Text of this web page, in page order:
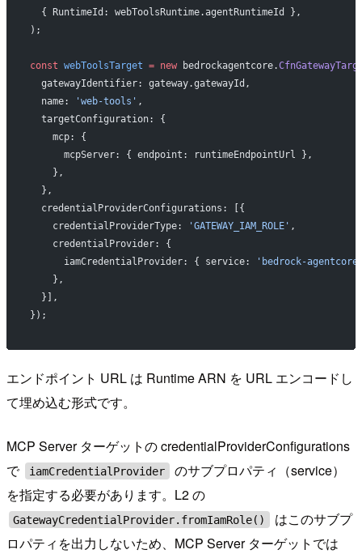
  { RuntimeId: webToolsRuntime.agentRuntimeId },
);
const webToolsTarget = new bedrockagentcore.
  gatewayIdentifier: gateway.gatewayId,
  name:
'web-tools' ,
  targetConfiguration: {
    mcp: {
      mcpServer: { endpoint: runtimeEndpointUrl },
    },
  },
  credentialProviderConfigurations: [{
    credentialProviderType:
'GATEWAY_IAM_ROLE' ,
    credentialProvider: {
      iamCredentialProvider: { service:
'bedrock-
    },
  }],
});
エンドポイント URL は Runtime ARN を URL エンコードし
て埋め込む形式です。
MCP Server ターゲットの credentialProviderConfigurations
で
iamCredentialProvider
のサブプロパティ（service）
を指定する必要があります。L2 の
GatewayCredentialProvider.fromIamRole()
はこのサブプ
ロパティを出力しないため、MCP Server ターゲットでは